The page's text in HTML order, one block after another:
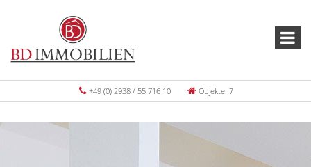
+49 (0) 2938 / 55 716 10 Objekte: 7